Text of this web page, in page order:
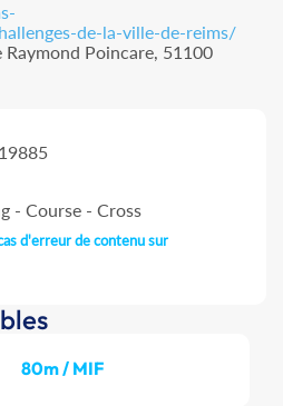
de-la-ville-de-reims/
Raymond Poincare, 51100
- Course - Cross
d'erreur de contenu sur
80m / MIF